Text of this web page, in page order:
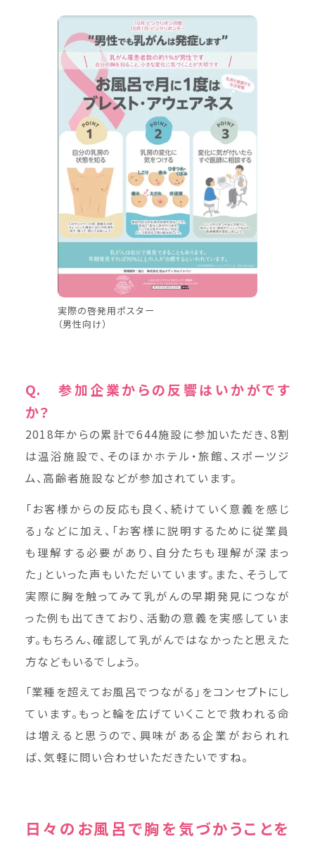
実際の啓発用ポスター
（男性向け）
Q. 参加企業からの反響はいかがです
か？
2018年からの累計で644施設に参加いただき、8割
は温浴施設で、そのほかホテル・旅館、スポーツジ
ム、高齢者施設などが参加されています。
「お客様からの反応も良く、続けていく意義を感じ
る」などに加え、「お客様に説明するために従業員
も理解する必要があり、自分たちも理解が深まっ
た」といった声もいただいています。また、そうして
実際に胸を触ってみて乳がんの早期発見につなが
った例も出てきており、活動の意義を実感していま
す。もちろん、確認して乳がんではなかったと思えた
方などもいるでしょう。
「業種を超えてお風呂でつながる」をコンセプトにし
ています。もっと輪を広げていくことで救われる命
は増えると思うので、興味がある企業がおられれ
ば、気軽に問い合わせいただきたいですね。
日々のお風呂で胸を気づかうことを